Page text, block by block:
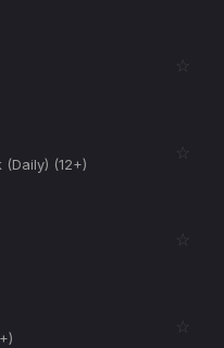
☆
(Daily) (12+)
☆
☆
☆